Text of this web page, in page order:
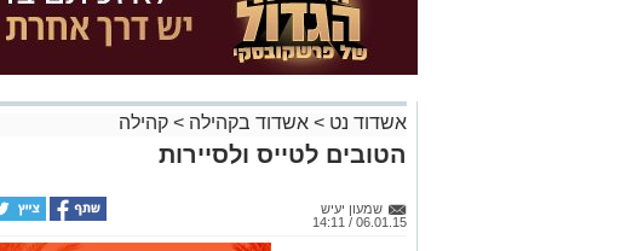
אשדוד נט > אשדוד בקהילה > קהילה
הטובים לטייס ולסיירות
שמעון יעיש
06.01.15 / 14:11